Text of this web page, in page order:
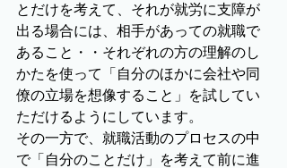
とだけを考えて、それが就労に支障が
出る場合には、相手があっての就職で
あること・・それぞれの方の理解のし
かたを使って「自分のほかに会社や同
僚の立場を想像すること」を試してい
ただけるようにしています。
その一方で、就職活動のプロセスの中
で「自分のことだけ」を考えて前に進